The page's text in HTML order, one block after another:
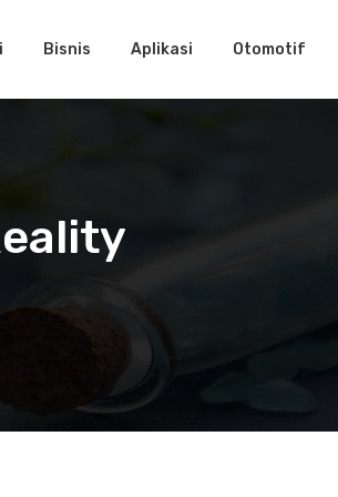
Bisnis Aplikasi Otomotif